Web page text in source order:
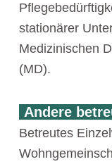
stationärer
Medizinischen
(MD).
Andere
Betreutes